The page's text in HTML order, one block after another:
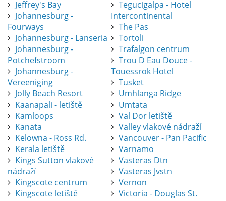
Jeffrey's Bay
Johannesburg -
Fourways
Johannesburg - Lanseria
Johannesburg -
Potchefstroom
Johannesburg -
Vereeniging
Jolly Beach Resort
Kaanapali - letiště
Kamloops
Kanata
Kelowna - Ross Rd.
Kerala letiště
Kings Sutton vlakové
nádraží
Kingscote centrum
Kingscote letiště
Tegucigalpa - Hotel
Intercontinental
The Pas
Tortoli
Trafalgon centrum
Trou D Eau Douce -
Touessrok Hotel
Tusket
Umhlanga Ridge
Umtata
Val Dor letiště
Valley vlakové nádraží
Vancouver - Pan Pacific
Varnamo
Vasteras Dtn
Vasteras Jvstn
Vernon
Victoria - Douglas St.